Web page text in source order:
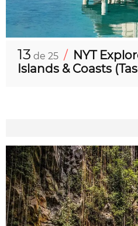
13 de 25 / NYT
Islands & Coasts